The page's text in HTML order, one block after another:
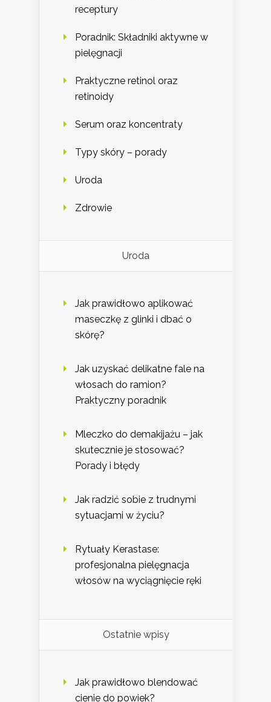
receptury
Poradnik: Składniki aktywne w
pielęgnacji
Praktyczne retinol oraz
retinoidy
Serum oraz koncentraty
Typy skóry – porady
Uroda
Zdrowie
Uroda
Jak prawidłowo aplikować
maseczkę z glinki i dbać o
skórę?
Jak uzyskać delikatne fale na
włosach do ramion?
Praktyczny poradnik
Mleczko do demakijażu – jak
skutecznie je stosować?
Porady i błędy
Jak radzić sobie z trudnymi
sytuacjami w życiu?
Rytuały Kerastase:
profesjonalna pielęgnacja
włosów na wyciągnięcie ręki
Ostatnie wpisy
Jak prawidłowo blendować
cienie do powiek?